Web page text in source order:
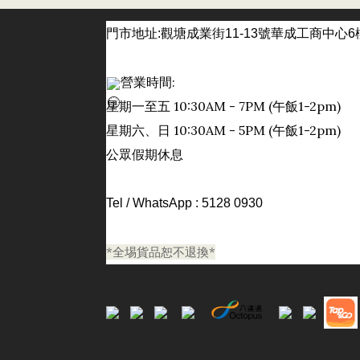
門市地址:觀塘成業街11-13號華成工商中心
營業時間:
星期一至五 10:30AM - 7PM (午飯1-2pm)
星期六、 日 10:30AM - 5PM (午飯1-2pm)
公眾假期休息
Tel / WhatsApp : 5128 0930
*全埸貨品恕不退換*